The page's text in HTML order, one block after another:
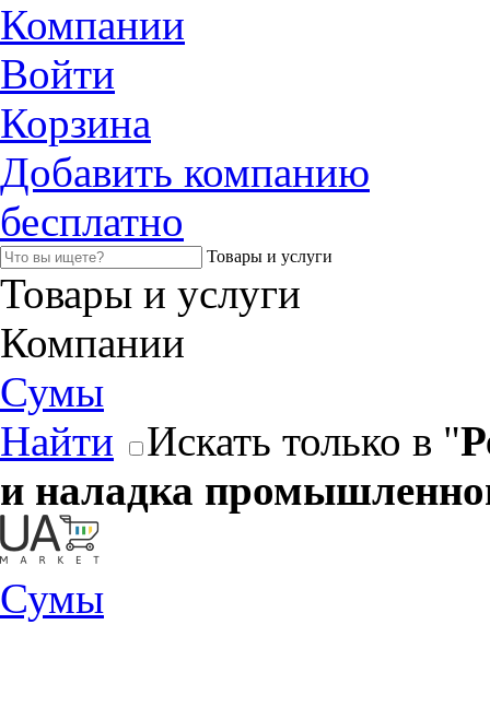
Компании
Войти
Корзина
Добавить компанию
бесплатно
Товары и услуги
Товары и услуги
Компании
Сумы
Найти
Искать только в "
и наладка
Сумы